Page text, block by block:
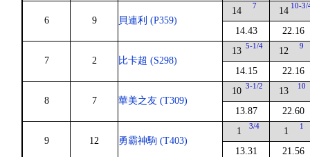
6 9 貝連利 (P359)
14 7
14.43
14 10-3/
22.16
7 2 比卡超 (S298)
13 5-1/4
14.15
12 9
22.16
8 7 華美之友 (T309)
10 3-1/2
13.87
13 10
22.60
9 12 勇霸神駒 (T403)
1 3/4
13.31
1 1
21.56